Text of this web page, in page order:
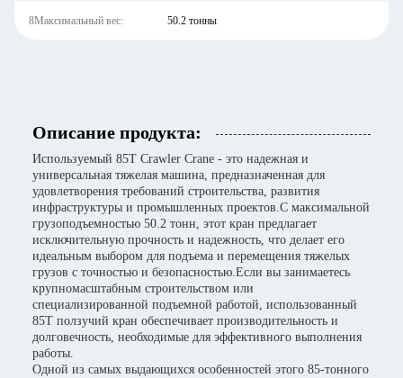
8Максимальный вес: 50.2 тонны
Описание продукта:
Используемый 85T Crawler Crane - это надежная и
универсальная тяжелая машина, предназначенная для
удовлетворения требований строительства, развития
инфраструктуры и промышленных проектов.С максимальной
грузоподъемностью 50.2 тонн, этот кран предлагает
исключительную прочность и надежность, что делает его
идеальным выбором для подъема и перемещения тяжелых
грузов с точностью и безопасностью.Если вы занимаетесь
крупномасштабным строительством или
специализированной подъемной работой, использованный
85T ползучий кран обеспечивает производительность и
долговечность, необходимые для эффективного выполнения
работы.
Одной из самых выдающихся особенностей этого 85-тонного